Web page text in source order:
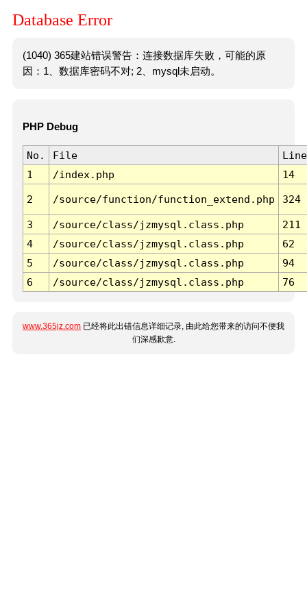
Database Error
(1040) 365建站错误警告：连接数据库失败，可能的原
因：1、数据库密码不对; 2、mysql未启动。
PHP Debug
No. File
Line
1
/index.php 14
2 /source/function/function_extend.php 324
3 /source/class/jzmysql.class.php
211
4
/source/class/jzmysql.class.php
62
5
/source/class/jzmysql.class.php
94
6
/source/class/jzmysql.class.php 76
www.365jz.com 已经将此出错信息详细记录, 由此给您带来的访问不便我
们深感歉意.